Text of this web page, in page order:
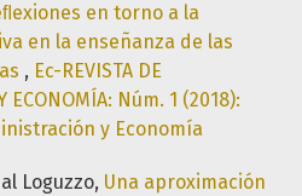
en torno a la
en la enseñanza de las
, Ec-REVISTA DE
ECONOMÍA: Núm. 1 (2018):
y Economía
Loguzzo, Una aproximación